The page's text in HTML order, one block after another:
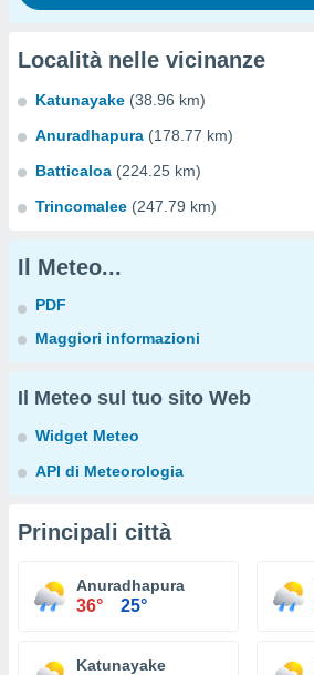
Località nelle vicinanze
Katunayake (38.96 km)
Anuradhapura (178.77 km)
Batticaloa (224.25 km)
Trincomalee (247.79 km)
Il Meteo...
PDF
Maggiori informazioni
Il Meteo sul tuo sito Web
Widget Meteo
API di Meteorologia
Principali città
Anuradhapura
36° 25°
Katunayake